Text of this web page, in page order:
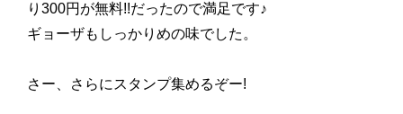
り300円が無料!!だったので満足です♪
ギョーザもしっかりめの味でした。
さー、さらにスタンプ集めるぞー!